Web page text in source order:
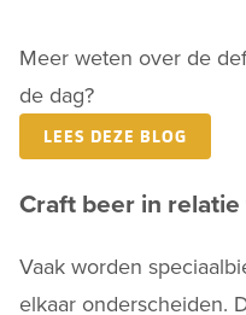
Meer weten over de
de dag?
LEES DEZE BLOG
Craft beer in
Vaak worden
elkaar onderscheiden.